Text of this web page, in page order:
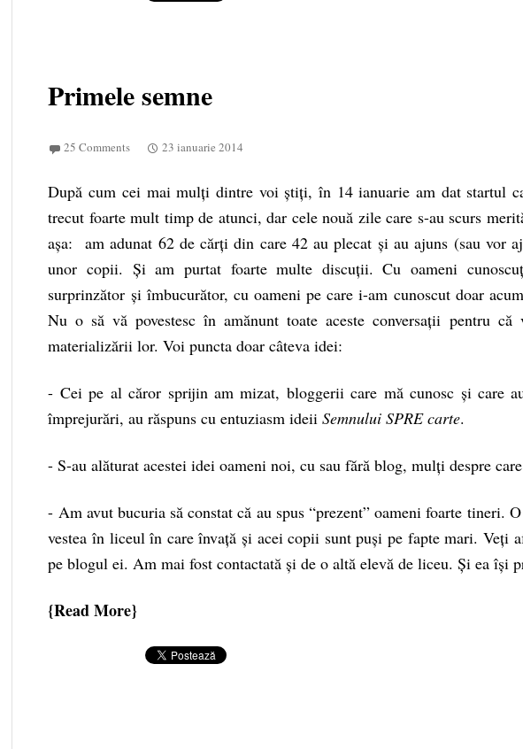
Primele semne
25 Comments 23 ianuarie 2014
După cum cei mai mulți dintre voi știți, în 14 ianuarie am dat startul
trecut foarte mult timp de atunci, dar cele nouă zile care s-au scurs
așa: am adunat 62 de cărți din care 42 au plecat și au ajuns (sau vor
unor copii. Și am purtat foarte multe discuții. Cu oameni
surprinzător și îmbucurător, cu oameni pe care i-am cunoscut doar
Nu o să vă povestesc în amănunt toate aceste conversații pentru
materializării lor. Voi puncta doar câteva idei:
- Cei pe al căror sprijin am mizat, bloggerii care mă cunosc și care
împrejurări, au răspuns cu entuziasm ideiiSemnului SPRE carte.
- S-au alăturat acestei idei oameni noi, cu sau fără blog, mulți despre
- Am avut bucuria să constat că au spus “prezent” oameni foarte tineri.
vestea în liceul în care învață și acei copii sunt puși pe fapte mari. Veți
pe blogul ei. Am mai fost contactată și de o altă elevă de liceu. Și ea își
Read More